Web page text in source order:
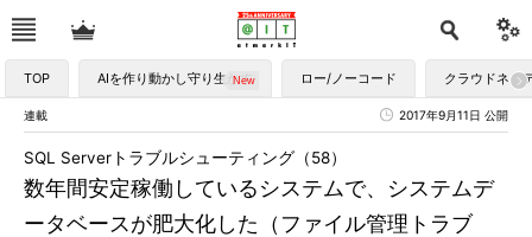
TOP AIを作り動かし守り生かす ロー/ノーコード クラウドネイ
連載 2017年9月11日 公開
数年間安定稼働しているシステムで、システムデ
ータベースが肥大化した（ファイル管理トラブ
SQL Serverトラブルシューティング（58）